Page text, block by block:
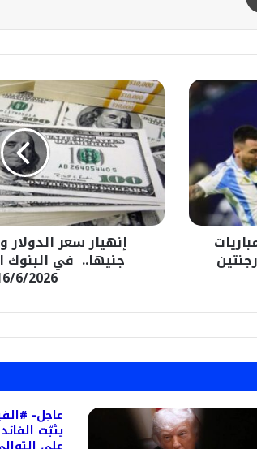
إنهيار
سعر
الدولار
واقترب
من
50
جنيها..
في
البنوك
16/6/2026.
جنيها.. في البنوك
6/2026.
عاجل-
يثبّت